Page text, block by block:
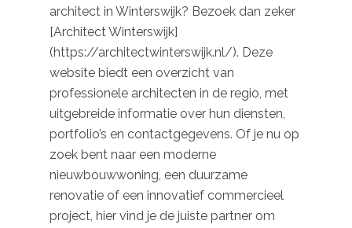
architect in Winterswijk? Bezoek dan zeker
[Architect Winterswijk]
(https://architectwinterswijk.nl/). Deze
website biedt een overzicht van
professionele architecten in de regio, met
uitgebreide informatie over hun diensten,
portfolio’s en contactgegevens. Of je nu op
zoek bent naar een moderne
nieuwbouwwoning, een duurzame
renovatie of een innovatief commercieel
project, hier vind je de juiste partner om